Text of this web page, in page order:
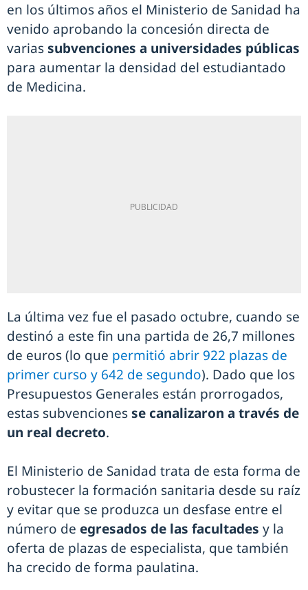
en los últimos años el Ministerio de Sanidad ha
venido aprobando la concesión directa de
variassubvenciones a universidades públicas
para aumentar la densidad del estudiantado
de Medicina.
La última vez fue el pasado octubre, cuando se
destinó a este fin una partida de 26,7 millones
de euros (lo que permitió abrir 922 plazas de
primer curso y 642 de segundo). Dado que los
Presupuestos Generales están prorrogados,
estas subvencionesse canalizaron a través de
un real decreto.
El Ministerio de Sanidad trata de esta forma de
robustecer la formación sanitaria desde su raíz
y evitar que se produzca un desfase entre el
número de egresados de las facultades y la
oferta de plazas de especialista, que también
ha crecido de forma paulatina.